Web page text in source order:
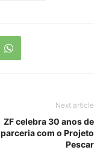
Next article
ZF celebra 30 anos de
parceria com o Projeto
Pescar